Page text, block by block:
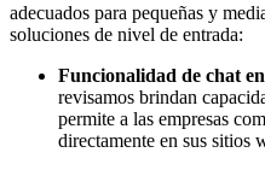
adecuados para pequeñas y
soluciones de nivel de entrada:
Funcionalidad de chat
revisamos brindan
permite a las empresas
directamente en sus sitios